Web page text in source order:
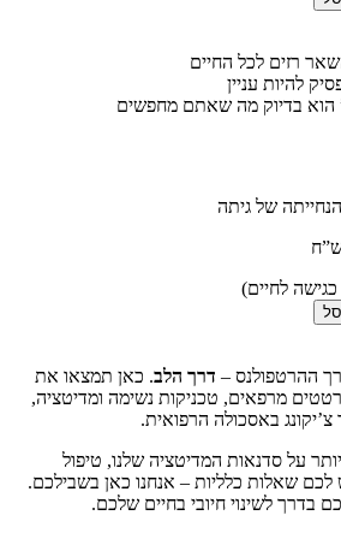
רזים לכל החיים
להיות עניין
הוא בדיוק מה שאתם מחפשים
לחיים)
ההרטפולנס – דרך הלב. כאן תמצאו את
מרפאים, טכניקות נשימה ומדיטציה,
באסכולה הרפואית.
על סדנאות המדיטציה שלנו, טיפול
לכם שאלות כלליות – אנחנו כאן בשבילכם.
בדרך לשינוי חיובי בחיים שלכם.